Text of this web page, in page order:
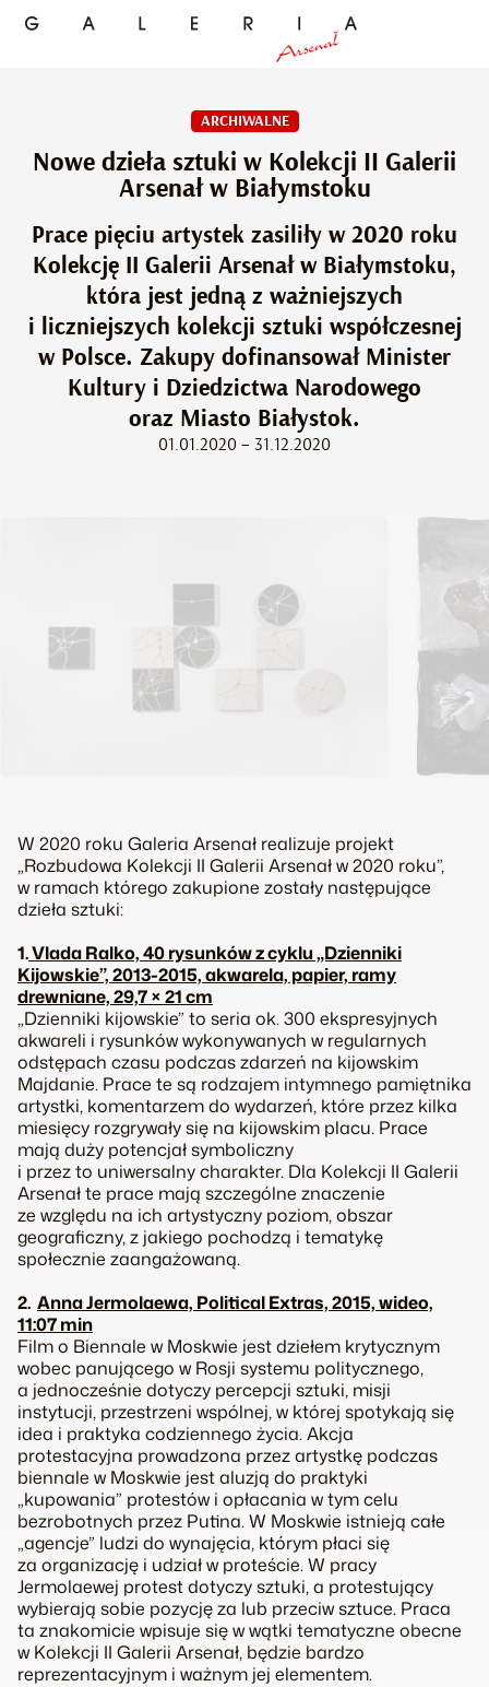
ARCHIWALNE
Nowe dzieła sztuki w Kolekcji II Galerii
Arsenał w Białymstoku
Prace pięciu artystek zasiliły w 2020 roku
Kolekcję II Galerii Arsenał w Białymstoku,
która jest jedną z ważniejszych
i liczniejszych kolekcji sztuki współczesnej
w Polsce. Zakupy dofinansował Minister
Kultury i Dziedzictwa Narodowego
oraz Miasto Białystok.
01.01.2020 – 31.12.2020
W 2020 roku Galeria Arsenał realizuje projekt
„Rozbudowa Kolekcji II Galerii Arsenał w 2020 roku”,
w ramach którego zakupione zostały następujące
dzieła sztuki:
1.Vlada Ralko, 40 rysunków z cyklu „Dzienniki
Kijowskie”, 2013-2015, akwarela, papier, ramy
drewniane, 29,7 × 21 cm
„Dzienniki kijowskie” to seria ok. 300 ekspresyjnych
akwareli i rysunków wykonywanych w regularnych
odstępach czasu podczas zdarzeń na kijowskim
Majdanie. Prace te są rodzajem intymnego pamiętnika
artystki, komentarzem do wydarzeń, które przez kilka
miesięcy rozgrywały się na kijowskim placu. Prace
mają duży potencjał symboliczny
i przez to uniwersalny charakter. Dla Kolekcji II Galerii
Arsenał te prace mają szczególne znaczenie
ze względu na ich artystyczny poziom, obszar
geograficzny, z jakiego pochodzą i tematykę
społecznie zaangażowaną.
2. Anna Jermolaewa, Political Extras, 2015, wideo,
11:07 min
Film o Biennale w Moskwie jest dziełem krytycznym
wobec panującego w Rosji systemu politycznego,
a jednocześnie dotyczy percepcji sztuki, misji
instytucji, przestrzeni wspólnej, w której spotykają się
idea i praktyka codziennego życia. Akcja
protestacyjna prowadzona przez artystkę podczas
biennale w Moskwie jest aluzją do praktyki
„kupowania” protestów i opłacania w tym celu
bezrobotnych przez Putina. W Moskwie istnieją całe
„agencje” ludzi do wynajęcia, którym płaci się
za organizację i udział w proteście. W pracy
Jermolaewej protest dotyczy sztuki, a protestujący
wybierają sobie pozycję za lub przeciw sztuce. Praca
ta znakomicie wpisuje się w wątki tematyczne obecne
w Kolekcji II Galerii Arsenał, będzie bardzo
reprezentacyjnym i ważnym jej elementem.